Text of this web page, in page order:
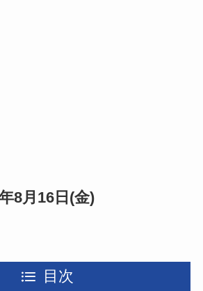
8月16日(金)
目次